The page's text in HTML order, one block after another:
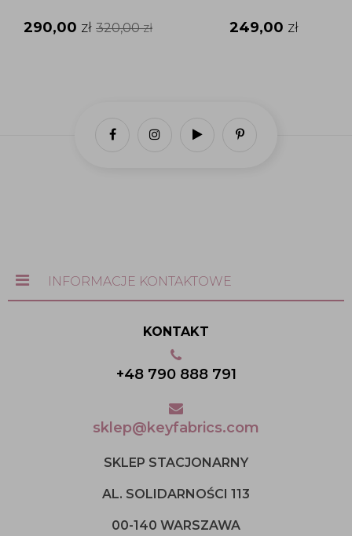
290,00 zł 320,00zł 249,00 zł
INFORMACJE KONTAKTOWE
KONTAKT
+48 790 888 791
sklep@keyfabrics.com
SKLEP STACJONARNY
AL. SOLIDARNOŚCI 113
00-140 WARSZAWA